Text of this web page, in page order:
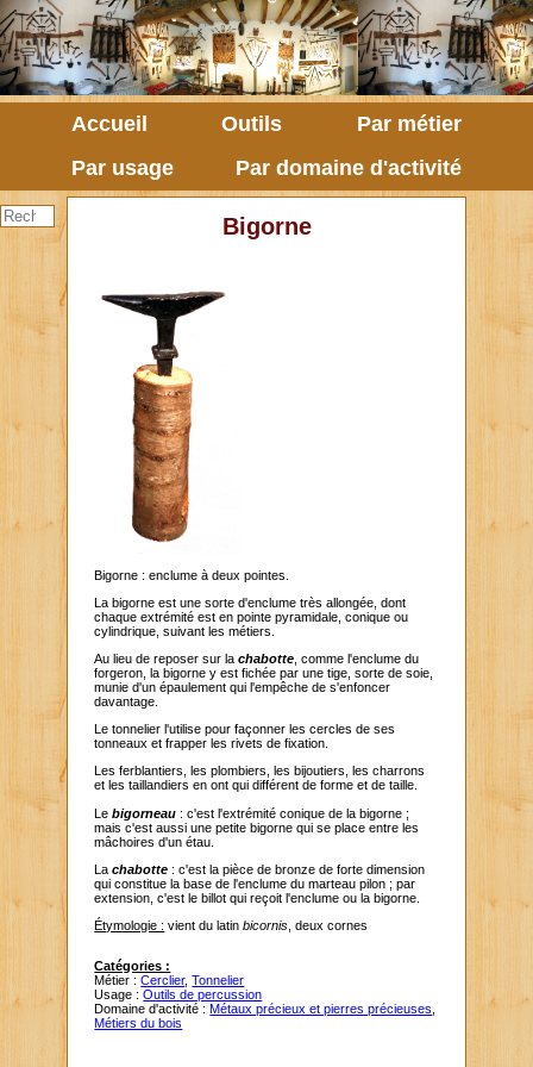
Accueil Outils
Par métier
Par usage
Par domaine d'activité
Bigorne
Bigorne : enclume à deux pointes.
La bigorne est une sorte d'enclume très allongée, dont
chaque extrémité est en pointe pyramidale, conique ou
cylindrique, suivant les métiers.
Au lieu de reposer sur lachabotte , comme l'enclume du
forgeron, la bigorne y est fichée par une tige, sorte de soie,
munie d'un épaulement qui l'empêche de s'enfoncer
davantage.
Le tonnelier l'utilise pour façonner les cercles de ses
tonneaux et frapper les rivets de fixation.
Les ferblantiers, les plombiers, les bijoutiers, les charrons
et les taillandiers en ont qui différent de forme et de taille.
Lebigorneau : c'est l'extrémité conique de la bigorne ;
mais c'est aussi une petite bigorne qui se place entre les
mâchoires d'un étau.
Lachabotte : c'est la pièce de bronze de forte dimension
qui constitue la base de l'enclume du marteau pilon ; par
extension, c'est le billot qui reçoit l'enclume ou la bigorne.
Étymologie : vient du latinbicornis , deux cornes
Catégories :
Métier :Cerclier,Tonnelier
Usage :Outils de percussion
Domaine d'activité : Métaux précieux et pierres précieuses
Métiers du bois